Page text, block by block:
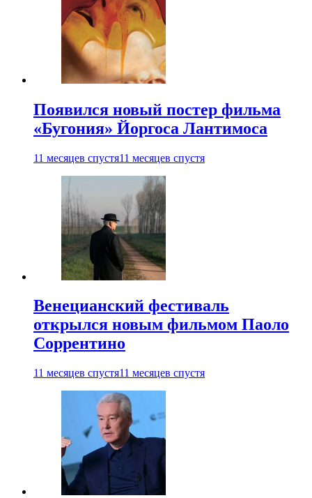
Появился новый постер фильма
«Бугония» Йоргоса Лантимоса
11 месяцев спустя11 месяцев спустя
Венецианский фестиваль
открылся новым фильмом Паоло
Соррентино
11 месяцев спустя11 месяцев спустя